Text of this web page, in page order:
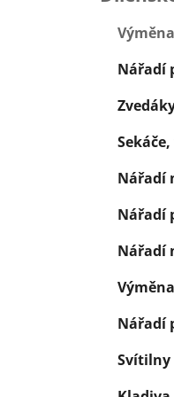
Nářadí
Nářadí
Nářadí
Nářadí
Nářadí
Svítilny